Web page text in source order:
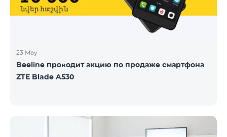
23 May
Beeline проводит акцию по продаже смартфона
ZTE Blade A530